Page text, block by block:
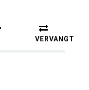
VERVANGT